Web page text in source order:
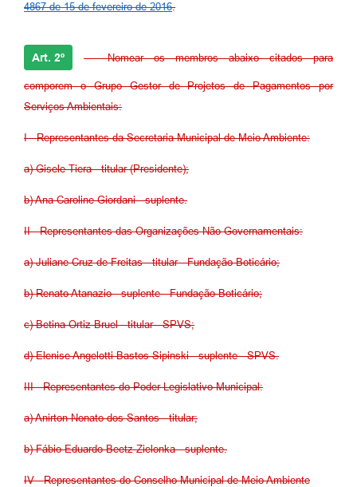
4867 de 15 de fevereiro de 2016.
Art. 2º - Nomear os membros abaixo citados para
comporem o Grupo Gestor de Projetos de Pagamentos por
Serviços Ambientais:
I - Representantes da Secretaria Municipal de Meio Ambiente:
a) Gisele Tiera - titular (Presidente);
b) Ana Caroline Giordani - suplente.
II - Representantes das Organizações Não Governamentais:
a) Juliane Cruz de Freitas - titular - Fundação Boticário;
b) Renato Atanazio - suplente - Fundação Boticário;
c) Betina Ortiz Bruel - titular - SPVS;
d) Elenise Angelotti Bastos Sipinski - suplente - SPVS.
III - Representantes do Poder Legislativo Municipal:
a) Anirton Nonato dos Santos - titular;
b) Fábio Eduardo Beetz Zielonka - suplente.
IV - Representantes do Conselho Municipal de Meio Ambiente